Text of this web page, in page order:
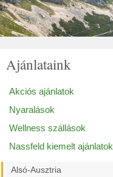
Ajánlataink
Akciós ajánlatok
Nyaralások
Wellness szállások
Nassfeld kiemelt ajánlatok
Alsó-Ausztria